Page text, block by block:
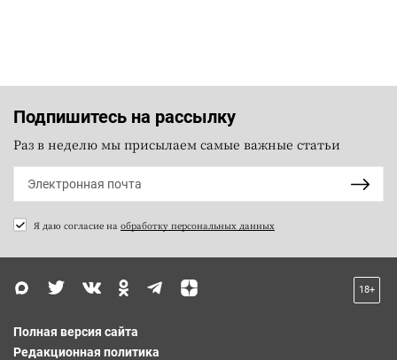
Подпишитесь на рассылку
Раз в неделю мы присылаем самые важные статьи
Я даю согласие на обработку персональных данных
18+
Полная версия сайта
Редакционная политика